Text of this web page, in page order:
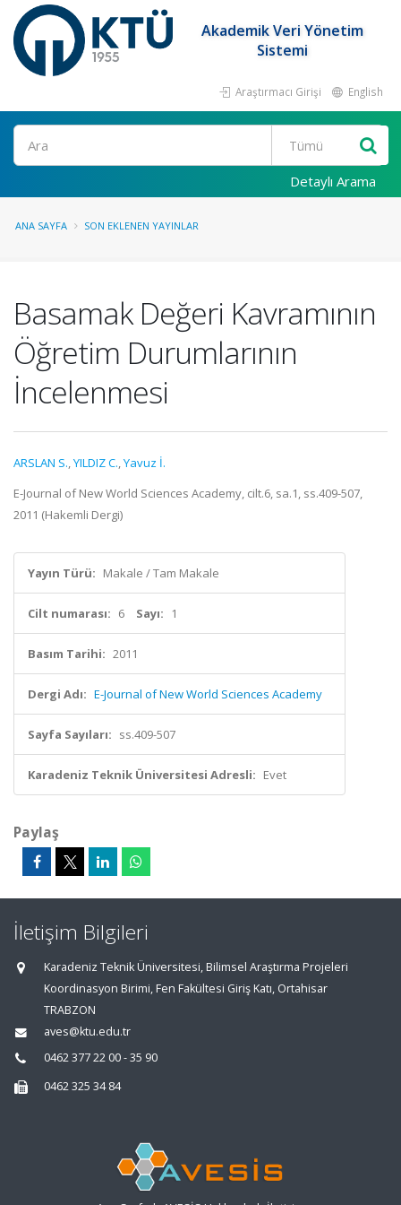
Akademik Veri Yönetim
Sistemi
Araştırmacı Girişi English
Ara
Detaylı Arama
ANA SAYFA SON EKLENEN YAYINLAR
Basamak Değeri Kavramının
Öğretim Durumlarının
İncelenmesi
ARSLAN S.,YILDIZ C.,Yavuz İ.
E-Journal of New World Sciences Academy, cilt.6, sa.1, ss.409-507,
2011 (Hakemli Dergi)
Yayın Türü: Makale / Tam Makale
Cilt numarası: 6 Sayı: 1
Basım Tarihi: 2011
Dergi Adı: E-Journal of New World Sciences Academy
Sayfa Sayıları: ss.409-507
Karadeniz Teknik Üniversitesi Adresli: Evet
Paylaş
İletişim Bilgileri
Karadeniz Teknik Üniversitesi, Bilimsel Araştırma Projeleri
Koordinasyon Birimi, Fen Fakültesi Giriş Katı, Ortahisar
TRABZON
aves@ktu.edu.tr
0462 377 22 00 - 35 90
0462 325 34 84